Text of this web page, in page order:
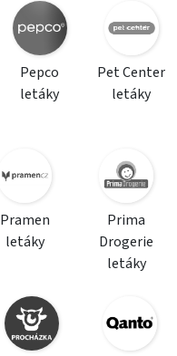
Pepco
letáky
Pet Center
letáky
Pramen
letáky
Prima
Drogerie
letáky